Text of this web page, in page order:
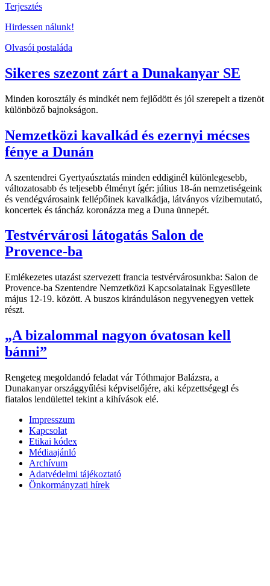
Terjesztés
Hirdessen nálunk!
Olvasói postaláda
Sikeres szezont zárt a Dunakanyar SE
Minden korosztály és mindkét nem fejlődött és jól szerepelt a tizenöt
különböző bajnokságon.
Nemzetközi kavalkád és ezernyi mécses
fénye a Dunán
A szentendrei Gyertyaúsztatás minden eddiginél különlegesebb,
változatosabb és teljesebb élményt ígér: július 18-án nemzetiségeink
és vendégvárosaink fellépőinek kavalkádja, látványos vízibemutató,
koncertek és táncház koronázza meg a Duna ünnepét.
Testvérvárosi látogatás Salon de
Provence-ba
Emlékezetes utazást szervezett francia testvérvárosunkba: Salon de
Provence-ba Szentendre Nemzetközi Kapcsolatainak Egyesülete
május 12-19. között. A buszos kiránduláson negyvenegyen vettek
részt.
„A bizalommal nagyon óvatosan kell
bánni”
Rengeteg megoldandó feladat vár Tóthmajor Balázsra, a
Dunakanyar országgyűlési képviselőjére, aki képzettségegl és
fiatalos lendülettel tekint a kihívások elé.
Impresszum
Kapcsolat
Etikai kódex
Médiaajánló
Archívum
Adatvédelmi tájékoztató
Önkormányzati hírek